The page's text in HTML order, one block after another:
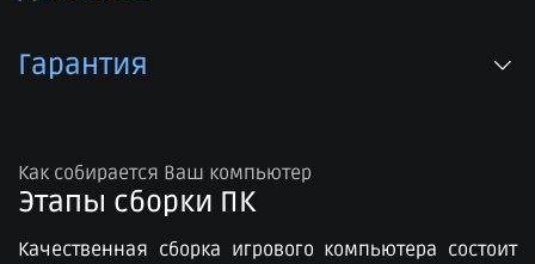
Гарантия
Как собирается Ваш компьютер
Этапы сборки ПК​
Качественная сборка игрового компьютера состоит